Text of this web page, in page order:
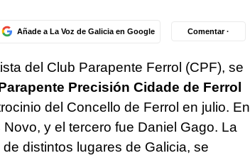
Añade a La Voz de Galicia en Google Comentar ·
del Club Parapente Ferrol (CPF), se
Precisión Cidade de Ferrol
del Concello de Ferrol en julio. En
y el tercero fue Daniel Gago. La
distintos lugares de Galicia, se